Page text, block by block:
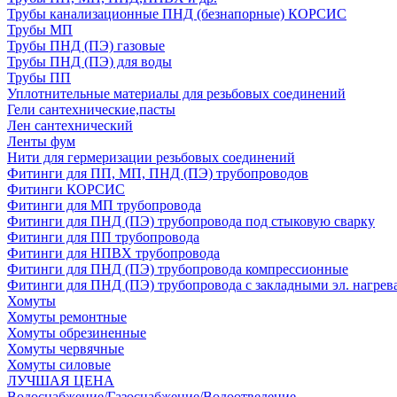
Трубы канализационные ПНД (безнапорные) КОРСИС
Трубы МП
Трубы ПНД (ПЭ) газовые
Трубы ПНД (ПЭ) для воды
Трубы ПП
Уплотнительные материалы для резьбовых соединений
Гели сантехнические,пасты
Лен сантехнический
Ленты фум
Нити для гермеризации резьбовых соединений
Фитинги для ПП, МП, ПНД (ПЭ) трубопроводов
Фитинги КОРСИС
Фитинги для МП трубопровода
Фитинги для ПНД (ПЭ) трубопровода под стыковую сварку
Фитинги для ПП трубопровода
Фитинги для НПВХ трубопровода
Фитинги для ПНД (ПЭ) трубопровода компрессионные
Фитинги для ПНД (ПЭ) трубопровода с закладными эл.
Хомуты
Хомуты ремонтные
Хомуты обрезиненные
Хомуты червячные
Хомуты силовые
ЛУЧШАЯ ЦЕНА